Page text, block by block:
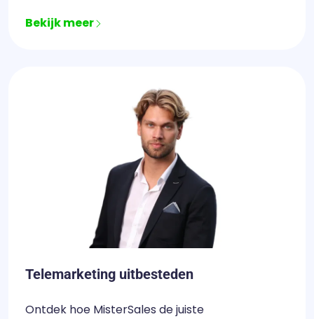
Bekijk meer
Telemarketing uitbesteden
Ontdek hoe MisterSales de juiste